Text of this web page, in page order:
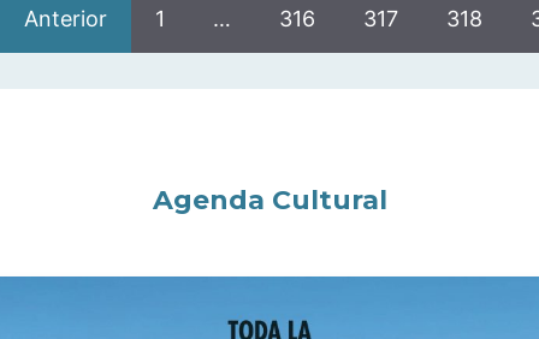
Anterior 1 … 316 317 318
Agenda Cultural